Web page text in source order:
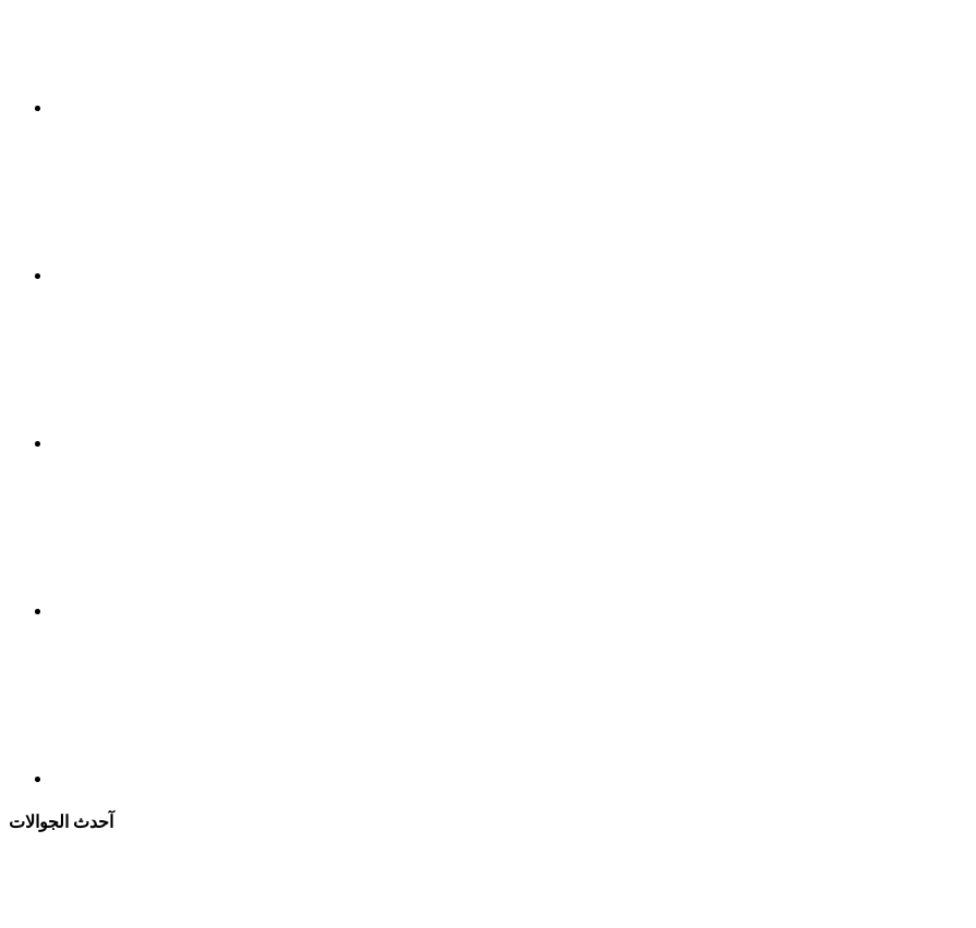
آحدث الجوالات